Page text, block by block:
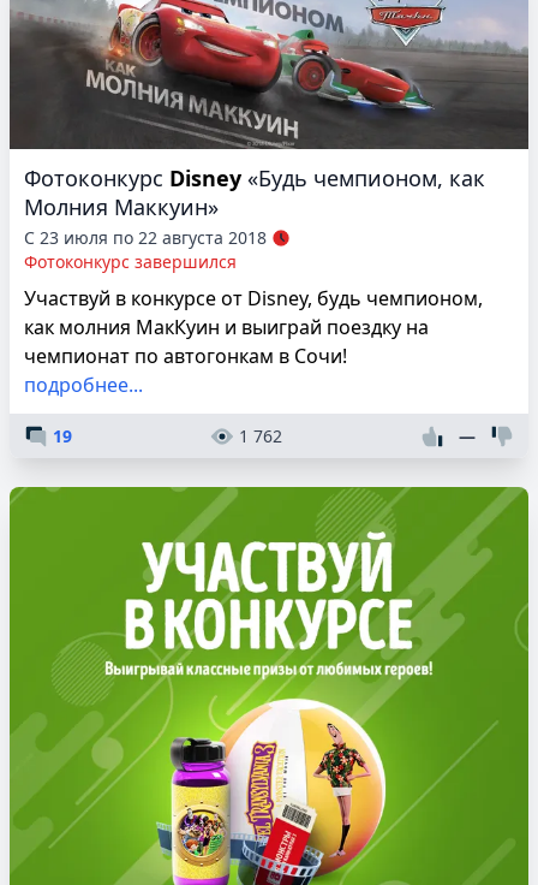
Фотоконкурс Disney «Будь чемпионом, как
Молния Маккуин»
С 23 июля по 22 августа 2018
Фотоконкурс завершился
Участвуй в конкурсе от Disney, будь чемпионом,
как молния МакКуин и выиграй поездку на
чемпионат по автогонкам в Сочи!
подробнее...
19 1 762 —